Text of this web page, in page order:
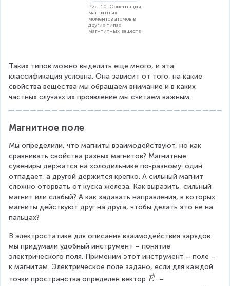
Рис. 10. Ориентация
магнитных
моментов атомов в
других типах
магнтитных веществ
Таких типов можно выделить еще много, и эта
классификация условна. Она зависит от того, на какие
свойства вещества мы обращаем внимание и в каких
частных случаях их проявление мы считаем важным.
Магнитное поле
Мы определили, что магниты взаимодействуют, но как
сравнивать свойства разных магнитов? Магнитные
сувениры держатся на холодильнике по-разному: один
отпадает, а другой держится крепко. А сильный магнит
сложно оторвать от куска железа. Как выразить, сильный
магнит или слабый? А как задавать направления, в которых
магниты действуют друг на друга, чтобы делать это не на
пальцах?
В электростатике для описания взаимодействия зарядов
мы придумали удобный инструмент – понятие
электрического поля. Применим этот инструмент – поле –
к магнитам. Электрическое поле задано, если для каждой
точки пространства определен вектор \
E
–